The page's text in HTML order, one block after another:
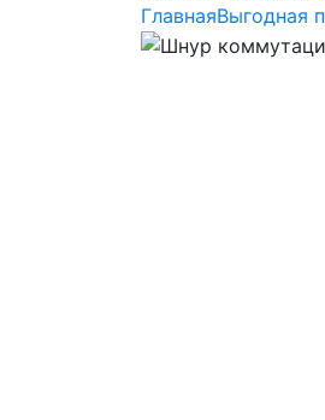
ГлавнаяВыгодная